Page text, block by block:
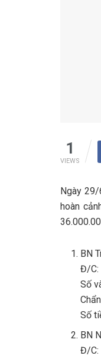
1
VIEWS
Ngày 29/
hoàn
BN
Đ/C:
Số
Số
BN
Đ/C: